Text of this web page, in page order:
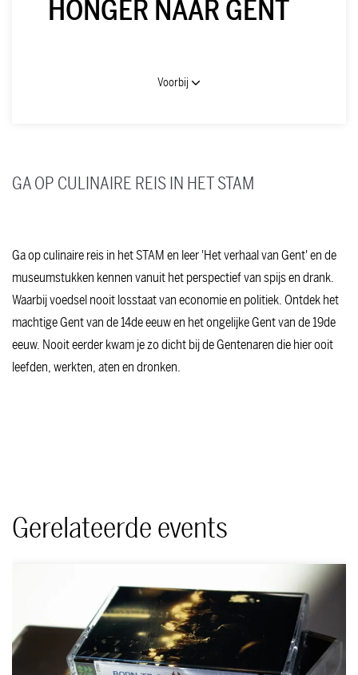
HONGER NAAR GENT
Voorbij
GA OP CULINAIRE REIS IN HET STAM
Ga op culinaire reis in het STAM en leer 'Het verhaal van Gent' en de
museumstukken kennen vanuit het perspectief van spijs en drank.
Waarbij voedsel nooit losstaat van economie en politiek. Ontdek het
machtige Gent van de 14de eeuw en het ongelijke Gent van de 19de
eeuw. Nooit eerder kwam je zo dicht bij de Gentenaren die hier ooit
leefden, werkten, aten en dronken.
Gerelateerde events